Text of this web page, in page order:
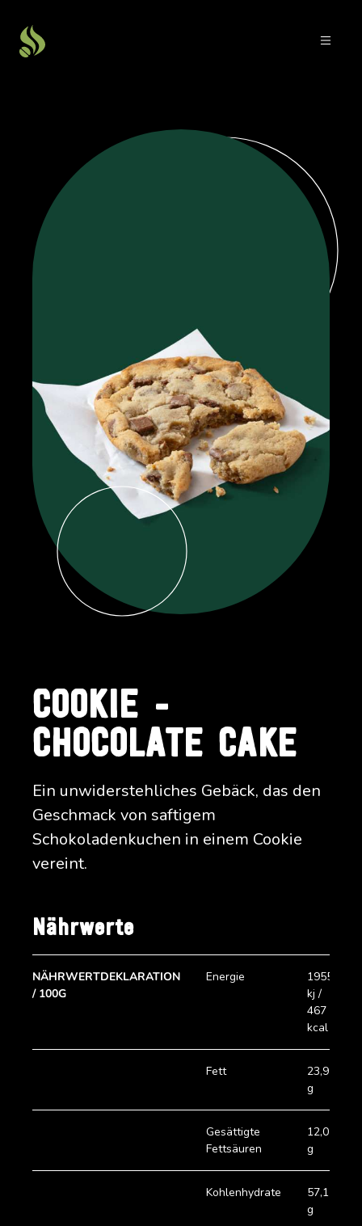
COOKIE -
CHOCOLATE CAKE
Ein unwiderstehliches Gebäck, das den
Geschmack von saftigem
Schokoladenkuchen in einem Cookie
vereint.
Nährwerte
NÄHRWERTDEKLARATION
/ 100G
Energie
1955
kj /
467
kcal
Fett
23,9
g
Gesättigte
Fettsäuren
12,0
g
Kohlenhydrate
57,1
g